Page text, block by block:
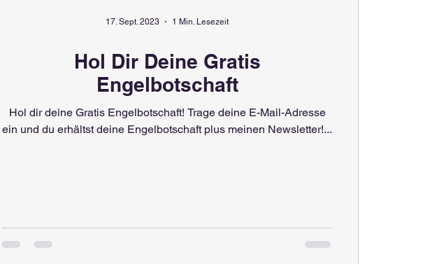
Hol Dir Deine Gratis
Engelbotschaft
Hol dir deine Gratis Engelbotschaft! Trage deine E-Mail-Adresse
ein und du erhältst deine Engelbotschaft plus meinen Newsletter!...
17. Sept. 2023 1 Min. Lesezeit